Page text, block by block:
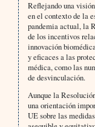
Reflejando una
en el contexto de la
pandemia actual, la
de los incentivos
innovación
y eficaces a las
médica, como las
de desvinculación.
Aunque la
una orientación
UE sobre las